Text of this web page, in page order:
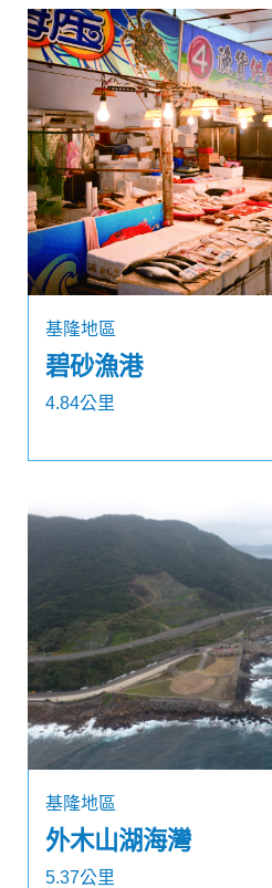
基隆地區
碧砂漁港
4.84公里
基隆地區
外木山湖海灣
5.37公里